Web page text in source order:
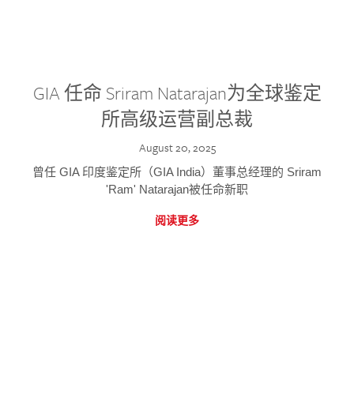
GIA 任命 Sriram Natarajan为全球鉴定
所高级运营副总裁
August 20, 2025
曾任 GIA 印度鉴定所（GIA India）董事总经理的 Sriram
'Ram' Natarajan被任命新职
阅读更多